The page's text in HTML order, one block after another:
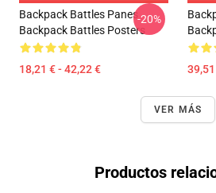
Backpack Battles Panes
Backpack Battles Posters
18,21 € - 42,22 €
-20%
VER MÁS
Productos